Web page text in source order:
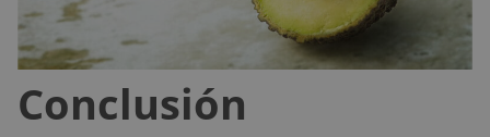
Conclusión